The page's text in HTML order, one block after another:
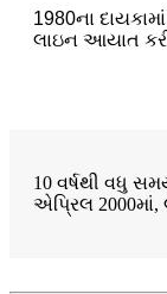
1980ના
લાઇન આયાત
10 વર્ષથી વધુ
એપ્રિલ